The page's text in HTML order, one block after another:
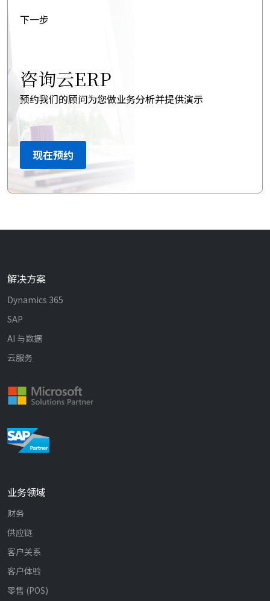
下一步
咨询云ERP
预约我们的顾问为您做业务分析并提供演示
现在预约
解决方案
Dynamics 365
SAP
AI 与数据
云服务
业务领域
财务
供应链
客户关系
客户体验
零售 (POS)